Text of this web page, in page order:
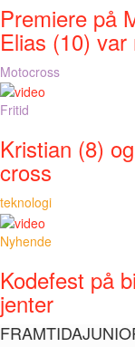
Premiere på
Elias (10)
Motocross
Fritid
Kristian (8)
cross
teknologi
Nyhende
Kodefest på
jenter